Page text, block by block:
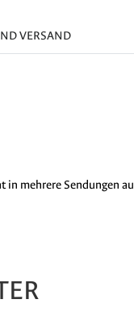
VERSAND
in mehrere Sendungen